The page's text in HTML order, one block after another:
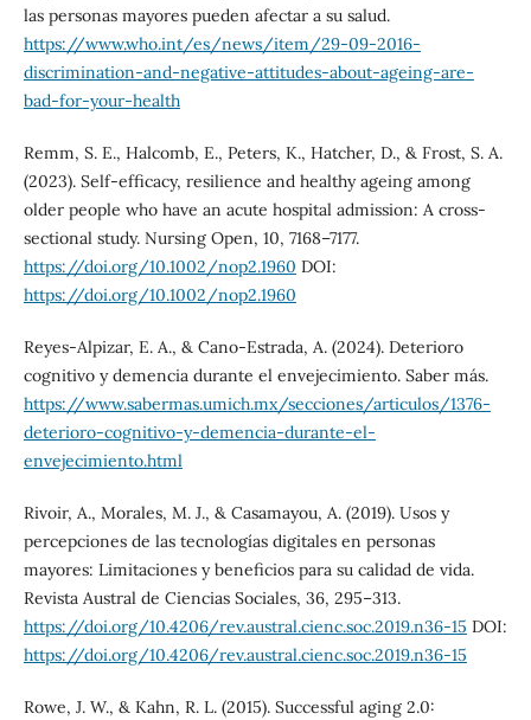
las personas mayores pueden afectar a su salud.
https://www.who.int/es/news/item/29-09-2016-
discrimination-and-negative-attitudes-about-ageing-are-
bad-for-your-health
Remm, S. E., Halcomb, E., Peters, K., Hatcher, D., & Frost, S. A.
(2023). Self-efficacy, resilience and healthy ageing among
older people who have an acute hospital admission: A cross-
sectional study. Nursing Open, 10, 7168–7177.
https://doi.org/10.1002/nop2.1960 DOI:
https://doi.org/10.1002/nop2.1960
Reyes-Alpizar, E. A., & Cano-Estrada, A. (2024). Deterioro
cognitivo y demencia durante el envejecimiento. Saber más.
https://www.sabermas.umich.mx/secciones/articulos/1376-
deterioro-cognitivo-y-demencia-durante-el-
envejecimiento.html
Rivoir, A., Morales, M. J., & Casamayou, A. (2019). Usos y
percepciones de las tecnologías digitales en personas
mayores: Limitaciones y beneficios para su calidad de vida.
Revista Austral de Ciencias Sociales, 36, 295–313.
https://doi.org/10.4206/rev.austral.cienc.soc.2019.n36-15 DOI:
https://doi.org/10.4206/rev.austral.cienc.soc.2019.n36-15
Rowe, J. W., & Kahn, R. L. (2015). Successful aging 2.0: